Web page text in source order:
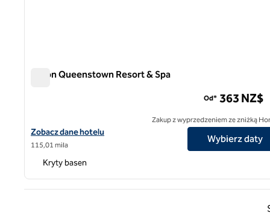
Hilton Queenstown Resort & Spa
Zobacz szczegóły hotelu Hilton Queenstown Resort & Spa
Zobacz dane hotelu
115,01 mila
Od* 363 NZ$
Zakup z wyprzedzeniem ze zniżką
Wybierz daty
Kryty basen